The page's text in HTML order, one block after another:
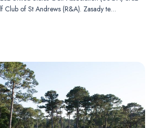
Club of St Andrews (R&A). Zasady te…